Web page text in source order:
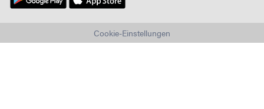
Cookie-Einstellungen